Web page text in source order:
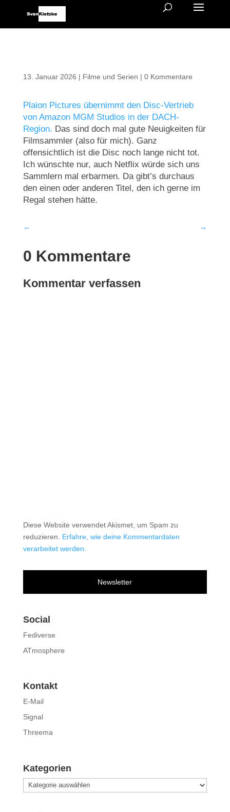
13. Januar 2026 | Filme und Serien | 0 Kommentare
Plaion Pictures übernimmt den Disc-Vertrieb
von Amazon MGM Studios in der DACH-
Region. Das sind doch mal gute Neuigkeiten für
Filmsammler (also für mich). Ganz
offensichtlich ist die Disc noch lange nicht tot.
Ich wünschte nur, auch Netflix würde sich uns
Sammlern mal erbarmen. Da gibt’s durchaus
den einen oder anderen Titel, den ich gerne im
Regal stehen hätte.
← →
0 Kommentare
Kommentar verfassen
Diese Website verwendet Akismet, um Spam zu
reduzieren. Erfahre, wie deine Kommentardaten
verarbeitet werden.
Newsletter
Social
Fediverse
ATmosphere
Kontakt
E-Mail
Signal
Threema
Kategorien
Kategorien